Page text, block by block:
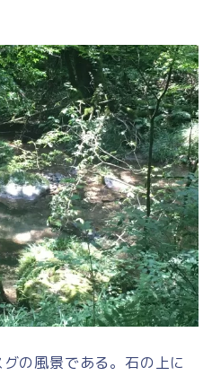
の風景である。石の上に